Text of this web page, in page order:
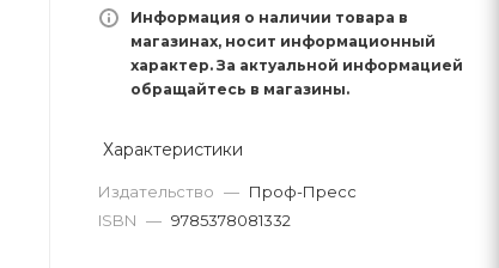
Информация о наличии товара в
магазинах, носит информационный
характер. За актуальной информацией
обращайтесь в магазины.
Характеристики
Издательство — Проф-Пресс
ISBN — 9785378081332